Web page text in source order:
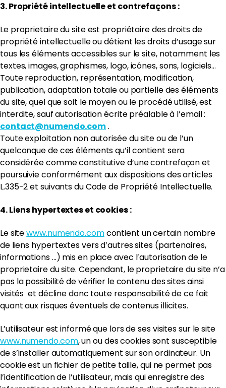
3. Propriété intellectuelle et contrefaçons :
Le proprietaire du site est propriétaire des droits de
propriété intellectuelle ou détient les droits d’usage sur
tous les éléments accessibles sur le site, notamment les
textes, images, graphismes, logo, icônes, sons, logiciels…
Toute reproduction, représentation, modification,
publication, adaptation totale ou partielle des éléments
du site, quel que soit le moyen ou le procédé utilisé, est
interdite, sauf autorisation écrite préalable à l’email :
contact@numendo.com.
Toute exploitation non autorisée du site ou de l’un
quelconque de ces éléments qu’il contient sera
considérée comme constitutive d’une contrefaçon et
poursuivie conformément aux dispositions des articles
L.335-2 et suivants du Code de Propriété Intellectuelle.
4. Liens hypertextes et cookies :
Le sitewww.numendo.comcontient un certain nombre
de liens hypertextes vers d’autres sites (partenaires,
informations …) mis en place avec l’autorisation de le
proprietaire du site. Cependant, le proprietaire du site n’a
pas la possibilité de vérifier le contenu des sites ainsi
visités et décline donc toute responsabilité de ce fait
quant aux risques éventuels de contenus illicites.
L’utilisateur est informé que lors de ses visites sur le site
www.numendo.com, un ou des cookies sont susceptible
de s’installer automatiquement sur son ordinateur. Un
cookie est un fichier de petite taille, qui ne permet pas
l’identification de l’utilisateur, mais qui enregistre des